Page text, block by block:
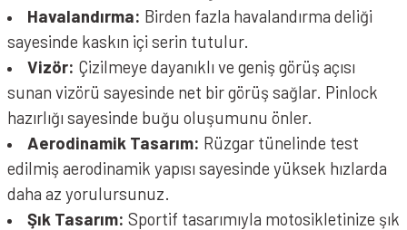
Havalandırma: Birden fazla havalandırma deliği
sayesinde kaskın içi serin tutulur.
Vizör: Çizilmeye dayanıklı ve geniş görüş açısı
sunan vizörü sayesinde net bir görüş sağlar. Pinlock
hazırlığı sayesinde buğu oluşumunu önler.
Aerodinamik Tasarım: Rüzgar tünelinde test
edilmiş aerodinamik yapısı sayesinde yüksek hızlarda
daha az yorulursunuz.
Şık Tasarım: Sportif tasarımıyla motosikletinize şık